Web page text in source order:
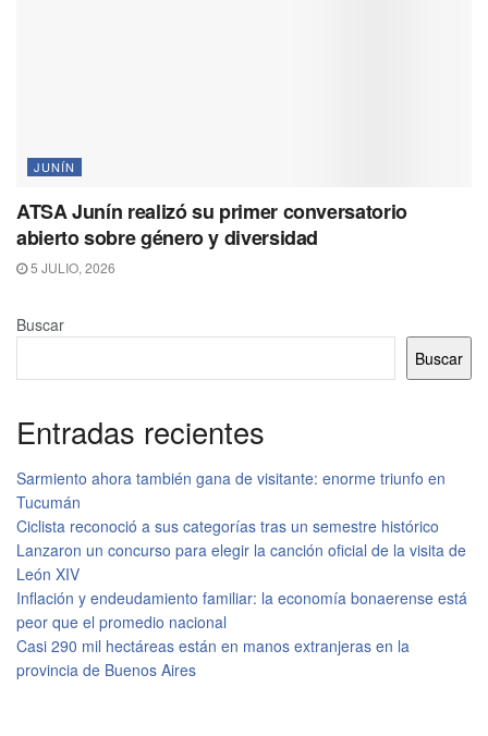
JUNÍN
ATSA Junín realizó su primer conversatorio
abierto sobre género y diversidad
5 JULIO, 2026
Buscar
Buscar
Entradas recientes
Sarmiento ahora también gana de visitante: enorme triunfo en
Tucumán
Ciclista reconoció a sus categorías tras un semestre histórico
Lanzaron un concurso para elegir la canción oficial de la visita de
León XIV
Inflación y endeudamiento familiar: la economía bonaerense está
peor que el promedio nacional
Casi 290 mil hectáreas están en manos extranjeras en la
provincia de Buenos Aires